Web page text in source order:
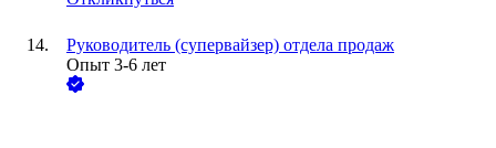
Руководитель (супервайзер) отдела продаж
Опыт 3-6 лет